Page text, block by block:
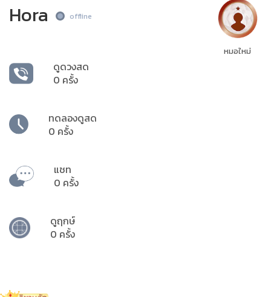
Hora offline
ดูดวงสด
0 ครั้ง
ทดลองดูสด
0 ครั้ง
แชท
0 ครั้ง
ดูฤกษ์
0 ครั้ง
หมอใหม่